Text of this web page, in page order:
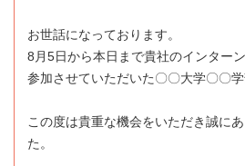
お世話になっております。
8月5日から本日まで貴社のインター
参加させていただいた〇〇大学〇〇
この度は貴重な機会をいただき誠に
た。